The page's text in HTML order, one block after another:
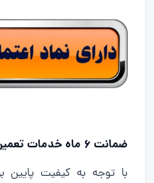
ضمانت ۶ ماه خدمات تعمیرات پکیج در وصفنارد:
با توجه به کیفیت پایین